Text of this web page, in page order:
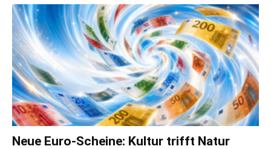
Neue Euro-Scheine: Kultur trifft Natur